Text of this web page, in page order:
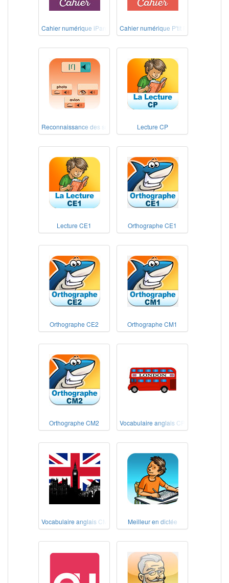
Cahier numérique iParcours Maths CM2 éd. 2020
Cahier numérique P'tit Rusé Maths
Reconnaissance des sons Lecture CP
Lecture CE1 Orthographe CE1
Orthographe CE2 Orthographe CM1
Orthographe CM2 Vocabulaire anglais CP-CE1-CE2
Vocabulaire anglais CM1-CM2 Meilleur en dictée